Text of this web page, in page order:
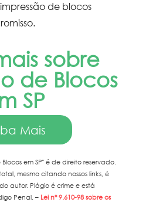
de blocos
sobre
de Blocos
SP
Mais
em SP" é de direito reservado.
mesmo citando nossos links, é
autor. Plágio é crime e está
Penal. – Lei n° 9.610-98 sobre os